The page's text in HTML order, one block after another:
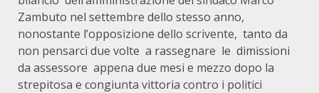
Zambuto nel settembre dello stesso anno,
nonostante l’opposizione dello scrivente, tanto da
non pensarci due volte a rassegnare le dimissioni
da assessore appena due mesi e mezzo dopo la
strepitosa e congiunta vittoria contro i politici